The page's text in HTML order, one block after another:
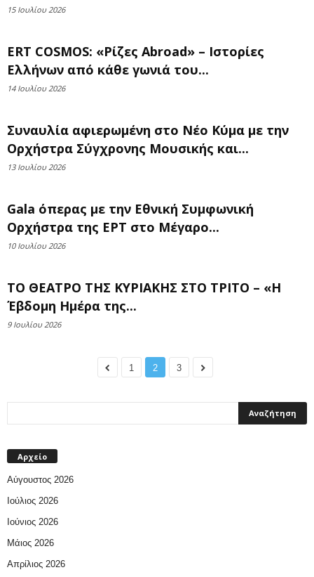
15 Ιουλίου 2026
ERT COSMOS: «Ρίζες Abroad» – Ιστορίες
Ελλήνων από κάθε γωνιά του...
14 Ιουλίου 2026
Συναυλία αφιερωμένη στο Νέο Κύμα με την
Ορχήστρα Σύγχρονης Μουσικής και...
13 Ιουλίου 2026
Gala όπερας με την Εθνική Συμφωνική
Ορχήστρα της ΕΡΤ στο Μέγαρο...
10 Ιουλίου 2026
ΤΟ ΘΕΑΤΡΟ ΤΗΣ ΚΥΡΙΑΚΗΣ ΣΤΟ ΤΡΙΤΟ – «Η
Έβδομη Ημέρα της...
9 Ιουλίου 2026
1 2 3
Αρχείο
Αύγουστος 2026
Ιούλιος 2026
Ιούνιος 2026
Μάιος 2026
Απρίλιος 2026